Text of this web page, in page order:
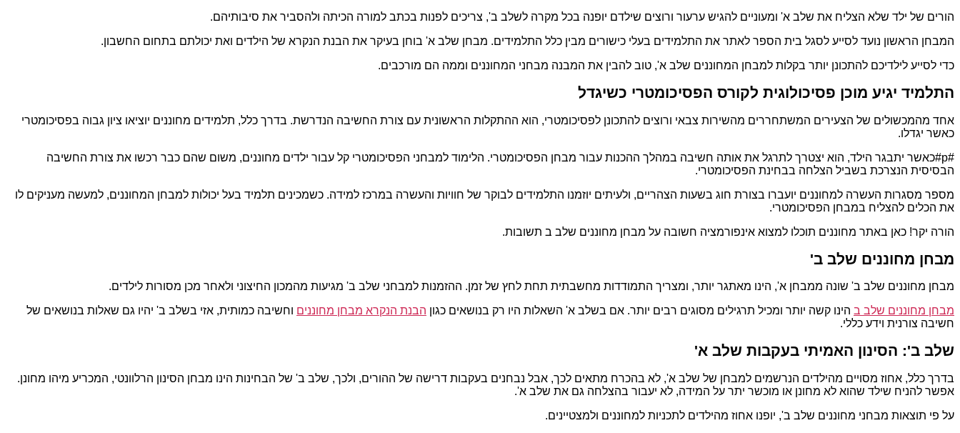
הורים של ילד שלא הצליח את שלב א' ומעוניים להגיש ערעור ורוצים שילדם יופנה בכל מקרה לשלב ב', צריכים לפנות בכתב למורה הכיתה ולהסביר את סיבותיהם.
המבחן הראשון נועד לסייע לסגל בית הספר לאתר את התלמידים בעלי כישורים מבין כלל התלמידים. מבחן שלב א' בוחן בעיקר את הבנת הנקרא של הילדים ואת יכולתם בתחום החשבון.
כדי לסייע לילדיכם להתכונן יותר בקלות למבחן המחוננים שלב א', טוב להבין את המבנה מבחני המחוננים וממה הם מורכבים.
התלמיד יגיע מוכן פסיכולוגית לקורס הפסיכומטרי כשיגדל
אחד מהמכשולים של הצעירים המשתחררים מהשירות צבאי ורוצים להתכונן לפסיכומטרי, הוא ההתקלות הראשונית עם צורת החשיבה הנדרשת. בדרך כלל, תלמידים מחוננים יוציאו ציון גבוה בפסיכומטרי
כאשר יגדלו.
#p#כאשר יתבגר הילד, הוא יצטרך לתרגל את אותה חשיבה במהלך ההכנות עבור מבחן הפסיכומטרי. הלימוד למבחני הפסיכומטרי קל עבור ילדים מחוננים, משום שהם כבר רכשו את צורת החשיבה
הבסיסית הנצרכת בשביל הצלחה בבחינת הפסיכומטרי.
מספר מסגרות העשרה למחוננים יועברו בצורת חוג בשעות הצהריים, ולעיתים יוזמנו התלמידים לבוקר של חוויות והעשרה במרכז למידה. כשמכינים תלמיד בעל יכולות למבחן המחוננים, למעשה מעניקים לו
את הכלים להצליח במבחן הפסיכומטרי.
הורה יקר! כאן באתר מחוננים תוכלו למצוא אינפורמציה חשובה על מבחן מחוננים שלב ב תשובות.
מבחן מחוננים שלב ב'
מבחן מחוננים שלב ב' שונה ממבחן א', הינו מאתגר יותר, ומצריך התמודדות מחשבתית תחת לחץ של זמן. ההזמנות למבחני שלב ב' מגיעות מהמכון החיצוני ולאחר מכן מסורות לילדים.
מבחן מחוננים שלב ב הינו קשה יותר ומכיל תרגילים מסוגים רבים יותר. אם בשלב א' השאלות היו רק בנושאים כגון הבנת הנקרא מבחן מחוננים וחשיבה כמותית, אזי בשלב ב' יהיו גם שאלות בנושאים של
חשיבה צורנית וידע כללי.
שלב ב': הסינון האמיתי בעקבות שלב א'
בדרך כלל, אחוז מסויים מהילדים הנרשמים למבחן של שלב א', לא בהכרח מתאים לכך, אבל נבחנים בעקבות דרישה של ההורים, ולכך, שלב ב' של הבחינות הינו מבחן הסינון הרלוונטי, המכריע מיהו מחונן.
אפשר להניח שילד שהוא לא מחונן או מוכשר יתר על המידה, לא יעבור בהצלחה גם את שלב א'.
על פי תוצאות מבחני מחוננים שלב ב', יופנו אחוז מהילדים לתכניות למחוננים ולמצטיינים.